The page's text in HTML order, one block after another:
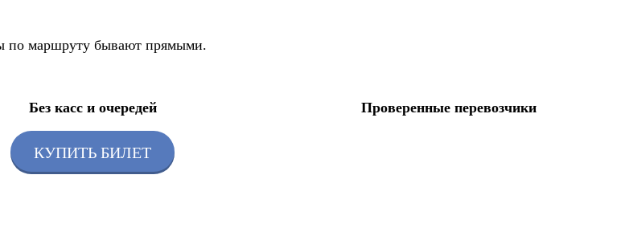
по маршруту бывают прямыми.
Без касс и очередей Проверенные перевозчики
КУПИТЬ БИЛЕТ